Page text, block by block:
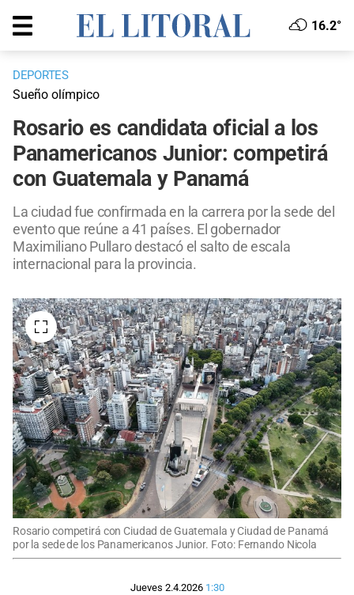
16.2°
DEPORTES
Sueño olímpico
Rosario es candidata oficial a los
Panamericanos Junior: competirá
con Guatemala y Panamá
La ciudad fue confirmada en la carrera por la sede del
evento que reúne a 41 países. El gobernador
Maximiliano Pullaro destacó el salto de escala
internacional para la provincia.
Rosario competirá con Ciudad de Guatemala y Ciudad de Panamá
por la sede de los Panamericanos Junior. Foto: Fernando Nicola
Jueves 2.4.2026 1:30